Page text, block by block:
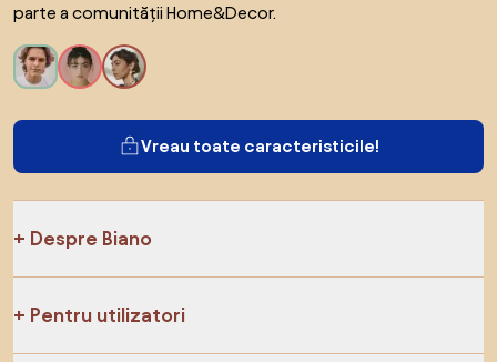
parte a comunității Home&Decor.
Vreau toate caracteristicile!
Despre Biano
Pentru utilizatori